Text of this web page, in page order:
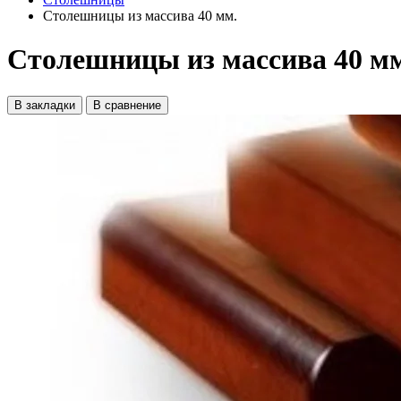
Столешницы из массива 40 мм.
Столешницы из массива 40
В закладки В сравнение